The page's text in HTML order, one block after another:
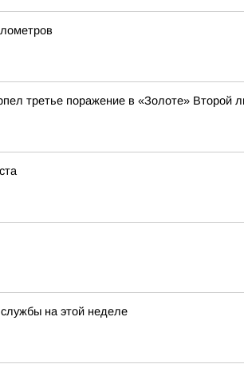
третье поражение в «Золоте» Второй
на этой неделе